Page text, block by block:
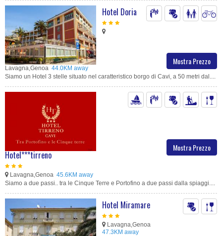
Mostra Prezzo
Hotel Doria
Lavagna,Genoa 44.0KM away
Siamo un Hotel 3 stelle situato nel caratteristico borgo di Cavi, a 50 metri dal....
Mostra Prezzo
Hotel***tirreno
Lavagna,Genoa 45.6KM away
Siamo a due passi.. tra le Cinque Terre e Portofino a due passi dalla spiaggi....
Hotel Miramare
Lavagna,Genoa
47.3KM away